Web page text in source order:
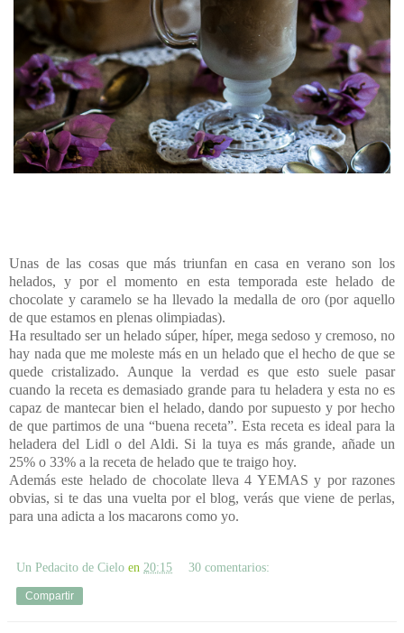
Unas de las cosas que más triunfan en casa en verano son los
helados, y por el momento en esta temporada este helado de
chocolate y caramelo se ha llevado la medalla de oro (por aquello
de que estamos en plenas olimpiadas).
Ha resultado ser un helado súper, híper, mega sedoso y cremoso, no
hay nada que me moleste más en un helado que el hecho de que se
quede cristalizado. Aunque la verdad es que esto suele pasar
cuando la receta es demasiado grande para tu heladera y esta no es
capaz de mantecar bien el helado, dando por supuesto y por hecho
de que partimos de una “buena receta”. Esta receta es ideal para la
heladera del Lidl o del Aldi. Si la tuya es más grande, añade un
25% o 33% a la receta de helado que te traigo hoy.
Además este helado de chocolate lleva 4 YEMAS y por razones
obvias, si te das una vuelta por el blog, verás que viene de perlas,
para una adicta a los macarons como yo.
Un Pedacito de Cielo en 20:15 30 comentarios:
Compartir